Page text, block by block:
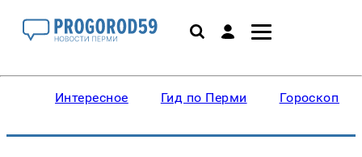
Интересное Гид по Перми Гороскопы